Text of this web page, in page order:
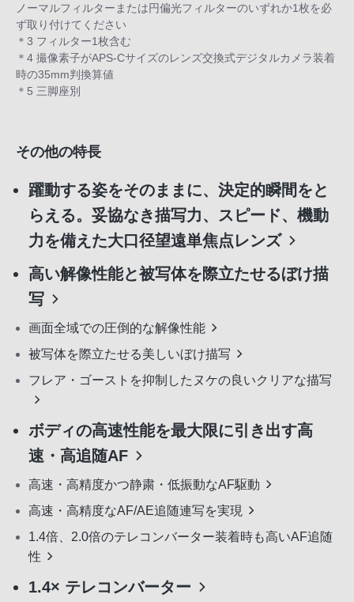
ノーマルフィルターまたは円偏光フィルターのいずれか1枚を必
ず取り付けてください
＊3 フィルター1枚含む
＊4 撮像素子がAPS-Cサイズのレンズ交換式デジタルカメラ装着
時の35mm判換算値
＊5 三脚座別
その他の特長
躍動する姿をそのままに、決定的瞬間をと
らえる。妥協なき描写力、スピード、機動
力を備えた大口径望遠単焦点レンズ
高い解像性能と被写体を際立たせるぼけ描
写
画面全域での圧倒的な解像性能
被写体を際立たせる美しいぼけ描写
フレア・ゴーストを抑制したヌケの良いクリアな描写
ボディの高速性能を最大限に引き出す高
速・高追随AF
高速・高精度かつ静粛・低振動なAF駆動
高速・高精度なAF/AE追随連写を実現
1.4倍、2.0倍のテレコンバーター装着時も高いAF追随
性
1.4× テレコンバーター